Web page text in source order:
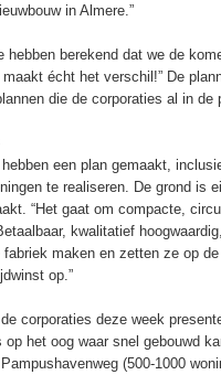
in Almere.”
hebben berekend dat we de
maakt écht het verschil!” De
die de corporaties al in de
een plan gemaakt,
te realiseren. De grond is
“Het gaat om compacte,
kwalitatief
fabriek maken en zetten ze op
op.”
corporaties deze week
het oog waar snel gebouwd
(500-1000